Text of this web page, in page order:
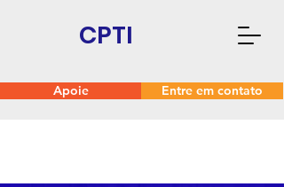
CPTI
Apoie Entre em contato